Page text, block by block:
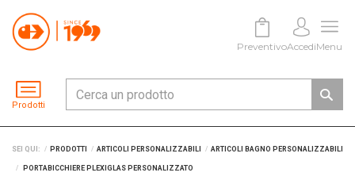
Prodotti
PreventivoAccediMenu
SEI QUI: PRODOTTI ARTICOLI PERSONALIZZABILI ARTICOLI BAGNO PERSONALIZZABILI
PORTABICCHIERE PLEXIGLAS PERSONALIZZATO